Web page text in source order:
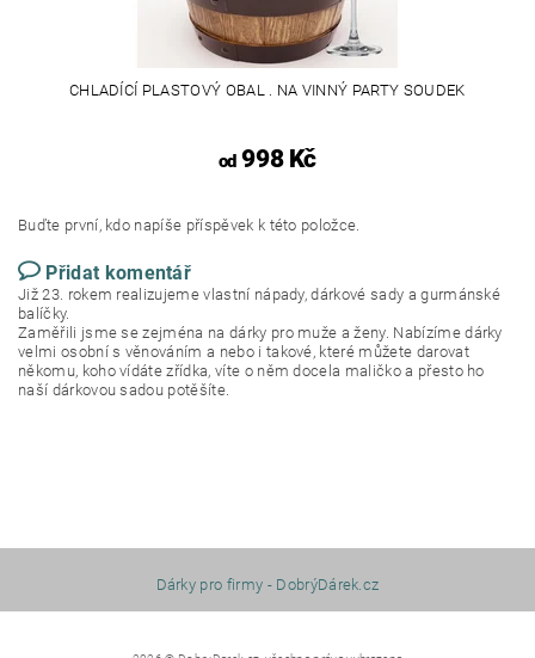
CHLADÍCÍ PLASTOVÝ OBAL . NA VINNÝ PARTY SOUDEK
od998 Kč
Buďte první, kdo napíše příspěvek k této položce.
Přidat komentář
Již 23. rokem realizujeme vlastní nápady, dárkové sady a gurmánské
balíčky.
Zaměřili jsme se zejména na dárky pro muže a ženy. Nabízíme dárky
velmi osobní s věnováním a nebo i takové, které můžete darovat
někomu, koho vídáte zřídka, víte o něm docela maličko a přesto ho
naší dárkovou sadou potěšíte.
Dárky pro firmy - DobrýDárek.cz